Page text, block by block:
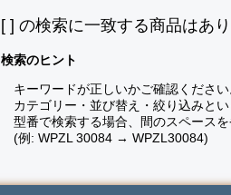
[ ] の検索に一致する商品はあり
検索のヒント
キーワードが正しいかご確認ください
カテゴリー・並び替え・絞り込みと
型番で検索する場合、間のスペース
(例: WPZL 30084 → WPZL30084)